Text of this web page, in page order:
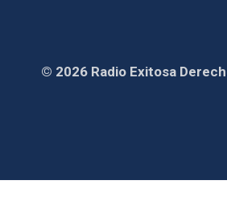
© 2026 Radio Exitosa